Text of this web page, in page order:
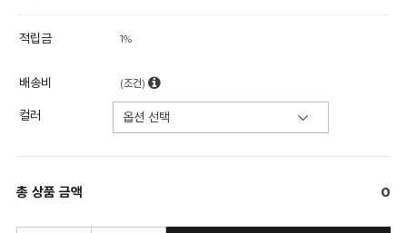
적립금 1%
배송비 (조건)
컬러
총 상품 금액 0